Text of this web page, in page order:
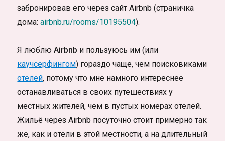
забронировав его через сайт Airbnb (страничка
дома:airbnb.ru/rooms/10195504).
Я люблюAirbnb и пользуюсь им (или
каучсёрфингом) гораздо чаще, чем поисковиками
отелей, потому что мне намного интереснее
останавливаться в своих путешествиях у
местных жителей, чем в пустых номерах отелей.
Жильё через Airbnb посуточно стоит примерно так
же, как и отели в этой местности, а на длительный